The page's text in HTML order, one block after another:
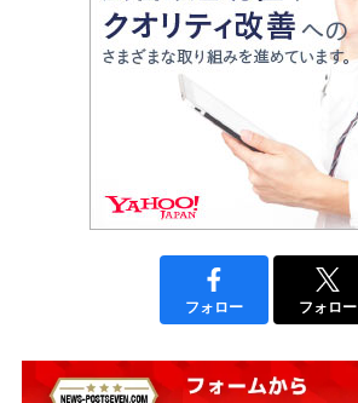
フォロー フォロー